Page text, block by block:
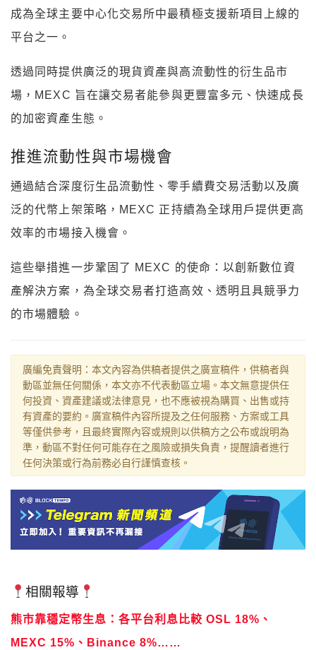
成為全球主要中心化交易所中最積極支援新項目上線的
平台之一。
透過同時提供廣泛的現貨資產與高流動性的衍生品市
場，MEXC 旨在讓交易者能參與更豐富多元、快速成長
的加密資產生態。
推進流動性與市場機會
通過結合深度衍生品流動性、零手續費交易活動以及廣
泛的代幣上架策略，MEXC 正持續為全球用戶提供更高
效率的市場接入機會。
這些舉措進一步鞏固了 MEXC 的使命：以創新數位資
產解決方案，為全球交易者打造高效、透明且具競爭力
的市場體驗。
廣編免責聲明：本文內容為供稿者提供之廣宣稿件，供稿者與
動區並無任何關係，本文亦不代表動區立場。本文無意提供任
何投資、資產建議或法律意見，也不應被視為購買、出售或持
有資產的要約。廣宣稿件內容所提及之任何服務、方案或工具
等僅供參考，且最終實際內容或規則以供稿方之公布或說明為
準，動區不對任何可能存在之風險或損失負責，提醒讀者進行
任何決策或行為前務必自行謹慎查核。
相關報導
熊市靠穩定幣生息：各平台利息比較 OSL 18%、
MEXC 15%、Binance 8%……